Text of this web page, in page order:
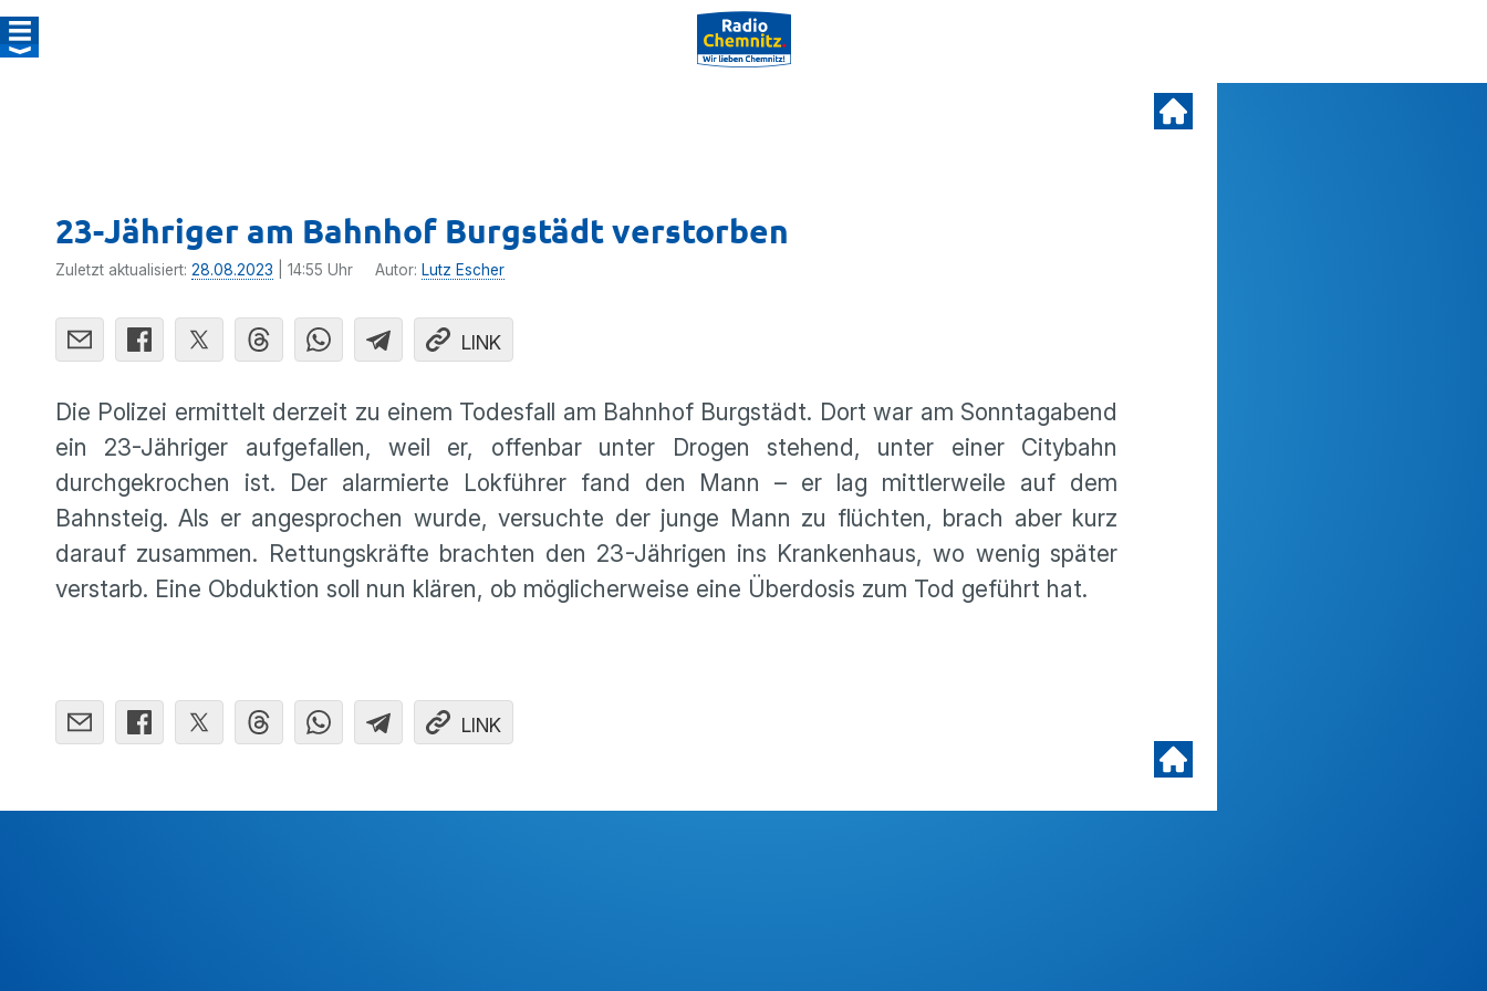
23-Jähriger am Bahnhof Burgstädt verstorben
Zuletzt aktualisiert: 28.08.2023 | 14:55 Uhr Autor: Lutz Escher
LINK
Die Polizei ermittelt derzeit zu einem Todesfall am Bahnhof Burgstädt. Dort war am Sonntagabend
ein 23-Jähriger aufgefallen, weil er, offenbar unter Drogen stehend, unter einer Citybahn
durchgekrochen ist. Der alarmierte Lokführer fand den Mann – er lag mittlerweile auf dem
Bahnsteig. Als er angesprochen wurde, versuchte der junge Mann zu flüchten, brach aber kurz
darauf zusammen. Rettungskräfte brachten den 23-Jährigen ins Krankenhaus, wo wenig später
verstarb. Eine Obduktion soll nun klären, ob möglicherweise eine Überdosis zum Tod geführt hat.
LINK